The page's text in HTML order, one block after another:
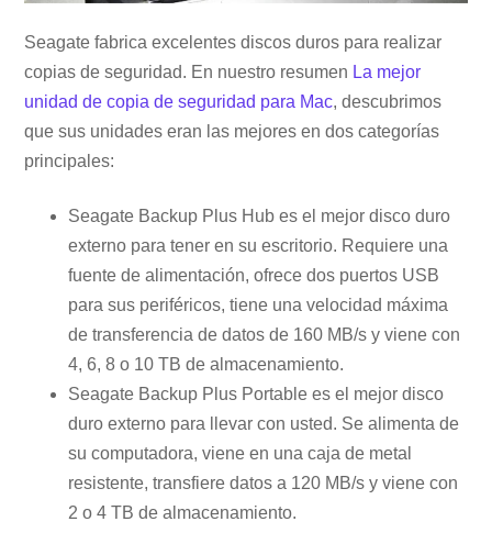
Seagate fabrica excelentes discos duros para realizar
copias de seguridad. En nuestro resumen La mejor
unidad de copia de seguridad para Mac, descubrimos
que sus unidades eran las mejores en dos categorías
principales:
Seagate Backup Plus Hub es el mejor disco duro
externo para tener en su escritorio. Requiere una
fuente de alimentación, ofrece dos puertos USB
para sus periféricos, tiene una velocidad máxima
de transferencia de datos de 160 MB/s y viene con
4, 6, 8 o 10 TB de almacenamiento.
Seagate Backup Plus Portable es el mejor disco
duro externo para llevar con usted. Se alimenta de
su computadora, viene en una caja de metal
resistente, transfiere datos a 120 MB/s y viene con
2 o 4 TB de almacenamiento.